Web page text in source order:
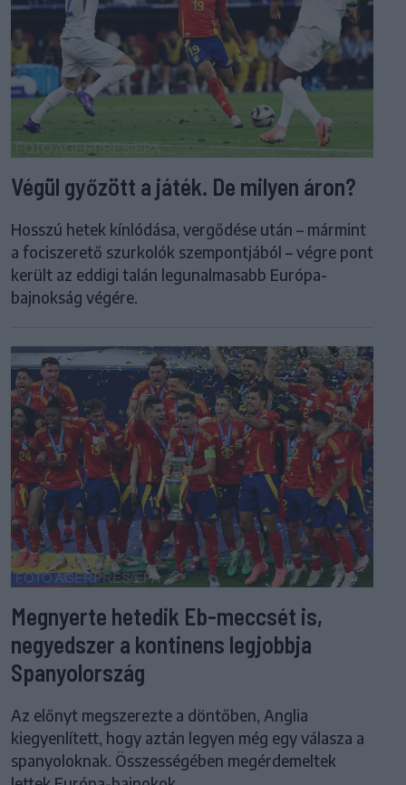
Végül győzött a játék. De milyen áron?
Hosszú hetek kínlódása, vergődése után – mármint
a fociszerető szurkolók szempontjából – végre pont
került az eddigi talán legunalmasabb Európa-
bajnokság végére.
Megnyerte hetedik Eb-meccsét is,
negyedszer a kontinens legjobbja
Spanyolország
Az előnyt megszerezte a döntőben, Anglia
kiegyenlített, hogy aztán legyen még egy válasza a
spanyoloknak. Összességében megérdemeltek